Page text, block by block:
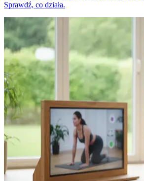
Sprawdź, co działa.